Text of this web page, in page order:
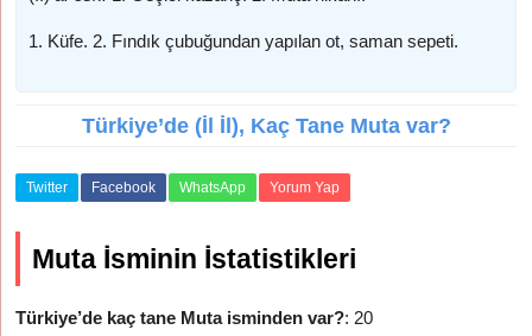
1. Küfe. 2. Fındık çubuğundan yapılan ot, saman sepeti.
Türkiye’de (İl İl), Kaç Tane Muta var?
Twitter Facebook WhatsApp Yorum Yap
Muta İsminin İstatistikleri
Türkiye’de kaç tane Muta isminden var?: 20